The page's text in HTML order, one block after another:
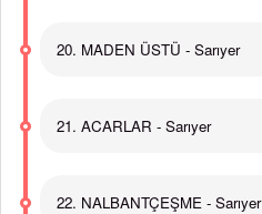
20. MADEN ÜSTÜ - Sarıyer
21. ACARLAR - Sarıyer
22. NALBANTÇEŞME - Sarıyer